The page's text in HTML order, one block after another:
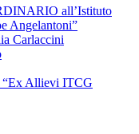
all’Istituto
Angelantoni”
Carlaccini
“Ex Allievi ITCG